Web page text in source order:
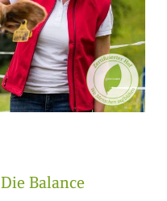
Balance